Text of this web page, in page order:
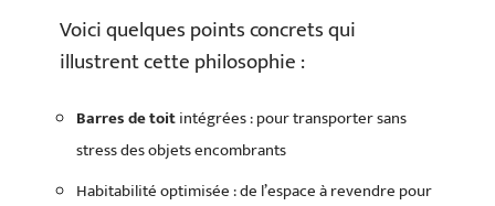
Voici quelques points concrets qui
illustrent cette philosophie :
Barres de toitintégrées : pour transporter sans
stress des objets encombrants
Habitabilité optimisée : de l’espace à revendre pour